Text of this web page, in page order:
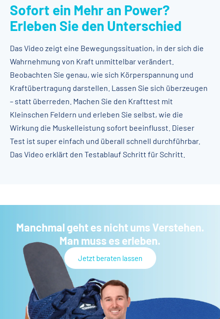
Sofort ein Mehr an Power?
Erleben Sie den Unterschied
Das Video zeigt eine Bewegungssituation, in der sich die
Wahrnehmung von Kraft unmittelbar verändert.
Beobachten Sie genau, wie sich Körperspannung und
Kraftübertragung darstellen. Lassen Sie sich überzeugen
– statt überreden. Machen Sie den Krafttest mit
Kleinschen Feldern und erleben Sie selbst, wie die
Wirkung die Muskelleistung sofort beeinflusst. Dieser
Test ist super einfach und überall schnell durchführbar.
Das Video erklärt den Testablauf Schritt für Schritt.
Manchmal geht es nicht ums Verstehen.
Man muss es erleben.
Jetzt beraten lassen